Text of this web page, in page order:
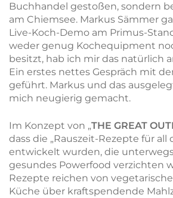
Buchhandel gestoßen, sondern
am Chiemsee. Markus Sämmer
Live-Koch-Demo am Primus-
weder genug Kochequipment
besitzt, hab ich mir das natürlich
Ein erstes nettes Gespräch mit
geführt. Markus und das
mich neugierig gemacht.
Im Konzept von „THE GREAT
dass die „Rauszeit-Rezepte für all
entwickelt wurden, die
gesundes Powerfood verzichten
Rezepte reichen von
Küche über kraftspendende